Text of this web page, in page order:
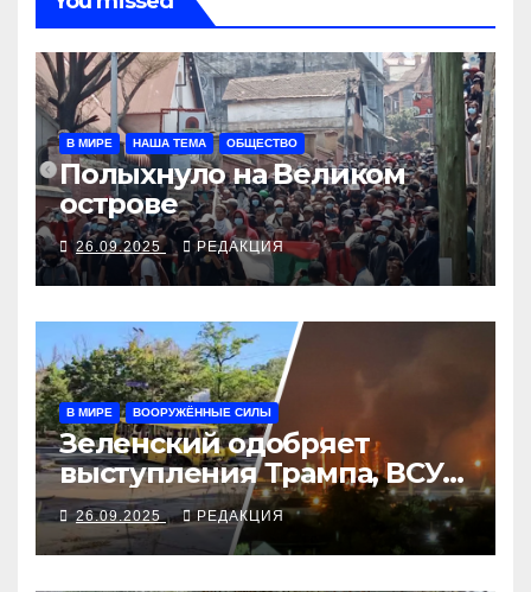
В МИРЕ НАША ТЕМА ОБЩЕСТВО
Полыхнуло на Великом
острове
26.09.2025 РЕДАКЦИЯ
В МИРЕ ВООРУЖЁННЫЕ СИЛЫ
Зеленский одобряет
выступления Трампа, ВСУ
закрыли Добропольский
рубеж
26.09.2025 РЕДАКЦИЯ